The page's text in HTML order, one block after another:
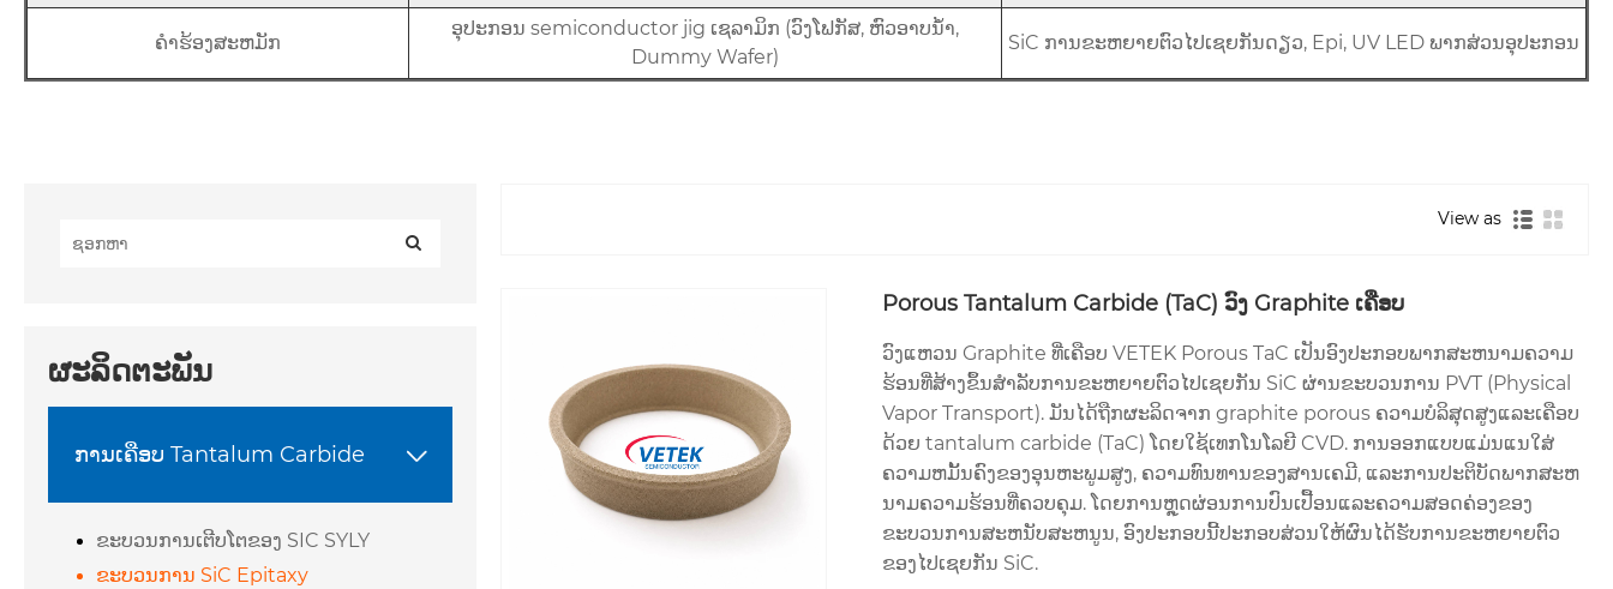
ຄໍາຮ້ອງສະຫມັກ
ອຸປະກອນ semiconductor jig ເຊລາມິກ (ວົງໂຟກັສ, ຫົວອາບນ້ໍາ,
Dummy Wafer)
SiC ການຂະຫຍາຍຕົວໄປເຊຍກັນດຽວ, Epi, UV LED ພາກສ່ວນອຸປະກອນ
ຜະລິດຕະພັນ
ການເຄືອບ Tantalum Carbide 
ຂະບວນການເຕີບໂຕຂອງ SIC SYLY
ຂະບວນການ SiC Epitaxy
View as
Porous Tantalum Carbide (TaC) ວົງ Graphite ເຄືອບ
ວົງແຫວນ Graphite ທີ່ເຄືອບ VETEK Porous TaC ເປັນອົງປະກອບພາກສະຫນາມຄວາມ
ຮ້ອນທີ່ສ້າງຂຶ້ນສໍາລັບການຂະຫຍາຍຕົວໄປເຊຍກັນ SiC ຜ່ານຂະບວນການ PVT (Physical
Vapor Transport). ມັນໄດ້ຖືກຜະລິດຈາກ graphite porous ຄວາມບໍລິສຸດສູງແລະເຄືອບ
ດ້ວຍ tantalum carbide (TaC) ໂດຍໃຊ້ເທກໂນໂລຍີ CVD. ການອອກແບບແມ່ນແນໃສ່
ຄວາມຫມັ້ນຄົງຂອງອຸນຫະພູມສູງ, ຄວາມທົນທານຂອງສານເຄມີ, ແລະການປະຕິບັດພາກສະຫ
ນາມຄວາມຮ້ອນທີ່ຄວບຄຸມ. ໂດຍການຫຼຸດຜ່ອນການປົນເປື້ອນແລະຄວາມສອດຄ່ອງຂອງ
ຂະບວນການສະຫນັບສະຫນູນ, ອົງປະກອບນີ້ປະກອບສ່ວນໃຫ້ຜົນໄດ້ຮັບການຂະຫຍາຍຕົວ
ຂອງໄປເຊຍກັນ SiC.